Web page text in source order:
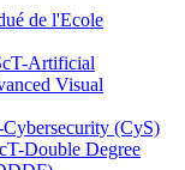
de l'Ecole
Artificial
Visual
(CyS)
Double Degree